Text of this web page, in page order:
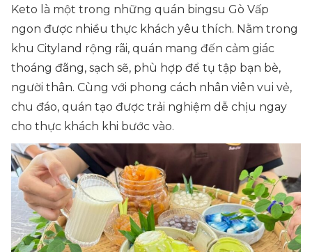
Keto là một trong những quán bingsu Gò Vấp
ngon được nhiều thực khách yêu thích. Nằm trong
khu Cityland rộng rãi, quán mang đến cảm giác
thoáng đãng, sạch sẽ, phù hợp để tụ tập bạn bè,
người thân. Cùng với phong cách nhân viên vui vẻ,
chu đáo, quán tạo được trải nghiệm dễ chịu ngay
cho thực khách khi bước vào.